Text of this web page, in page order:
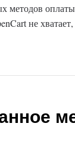
методов
не